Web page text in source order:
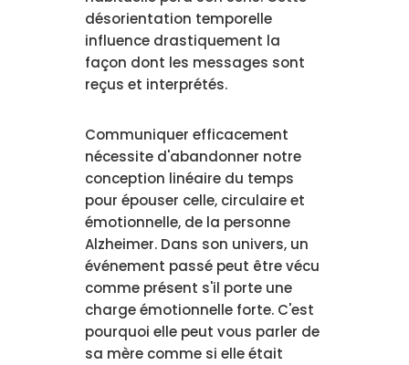
désorientation temporelle
influence drastiquement la
façon dont les messages sont
reçus et interprétés.
Communiquer efficacement
nécessite d'abandonner notre
conception linéaire du temps
pour épouser celle, circulaire et
émotionnelle, de la personne
Alzheimer. Dans son univers, un
événement passé peut être vécu
comme présent s'il porte une
charge émotionnelle forte. C'est
pourquoi elle peut vous parler de
sa mère comme si elle était